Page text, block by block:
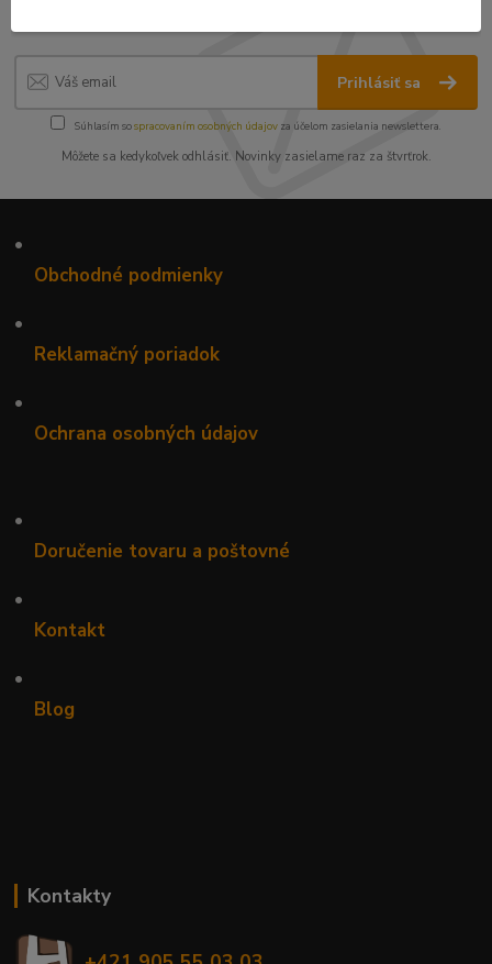
Prihlásiť sa
Súhlasím sospracovaním osobných údajov za účelom zasielania newslettera.
Môžete sa kedykoľvek odhlásiť. Novinky zasielame raz za štvrťrok.
•
Obchodné podmienky
•
Reklamačný poriadok
•
Ochrana osobných údajov
•
Doručenie tovaru a poštovné
•
Kontakt
•
Blog
Kontakty